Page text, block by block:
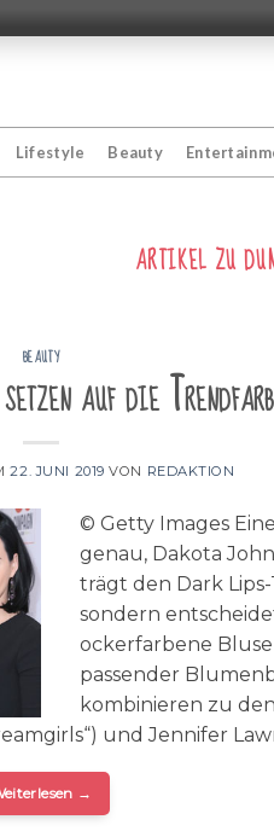
Lifestyle Beauty
ARTIKEL ZU
BEAUTY
auf die
22. JUNI 2019 VON REDAKTION
© Getty Images
genau, Dakota
trägt den Dark
sondern
ockerfarbene
passender
kombinieren zu
und Jennifer
→